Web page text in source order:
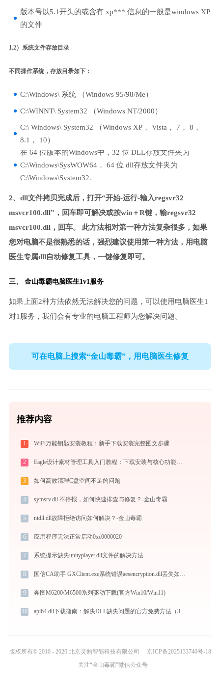
版本号以5.1开头的或含有 xp*** 信息的一般是windows XP
的文件
1.2）系统文件存放目录
不同操作系统，存放目录如下：
C:\Windows\ 系统 （Windows 95/98/Me）
C:\WINNT\ System32 （Windows NT/2000）
C:\ Windows\ System32 （Windows XP， Vista， 7， 8，
8.1， 10）
在 64 位版本的Windows中，32 位 DLL存放文件夹为
C:\Windows\SysWOW64， 64 位 dll存放文件夹为
C:\Windows\System32。
2、dll文件拷贝完成后，打开“开始-运行-输入regsvr32
msvcr100.dll”，回车即可解决或按win＋R键，输regsvr32
msvcr100.dll，回车。 此方法相对第一种方法复杂很多，如果
您对电脑不是很熟悉的话，强烈建议使用第一种方法，用电脑
医生专属dll自动修复工具，一键修复即可。
三、 金山毒霸电脑医生1v1服务
如果上面2种方法依然无法解决您的问题，可以使用电脑医生1
对1服务，我们会有专业的电脑工程师为您解决问题。
可在电脑上搜索“金山毒霸”，用电脑医生修复
推荐内容
1 WiFi万能钥匙安装教程：新手下载安装完整图文步骤
2 Eagle设计素材管理工具入门教程：下载安装与核心功能详解
3 如何高效清理C盘空间不足的问题
4 symsrv.dll 不停报，如何快速排查与修复？-金山毒霸
5 ntdll.dll故障拒绝访问如何解决？-金山毒霸
6 应用程序无法正常启动0xc0000020
7 系统提示缺失unityplayer.dll文件的解决方法
8 国信CA助手 GXClient.exe系统错误aesencryption.dll丢失如何解决
9 奔图M6200/M6500系列驱动下载(官方Win10/Win11)
10 api64.dll下载指南：解决DLL缺失问题的官方免费方法（32/64位系统适用）
版权所有© 2010 - 2026 北京灵豹智能科技有限公司
京ICP备2025133740号-18
关注“金山毒霸”微信公众号